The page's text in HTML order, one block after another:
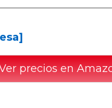
precios en